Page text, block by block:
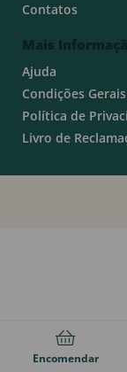
Contatos
Mais
Ajuda
Condições
Política de
Livro de
Encomendar